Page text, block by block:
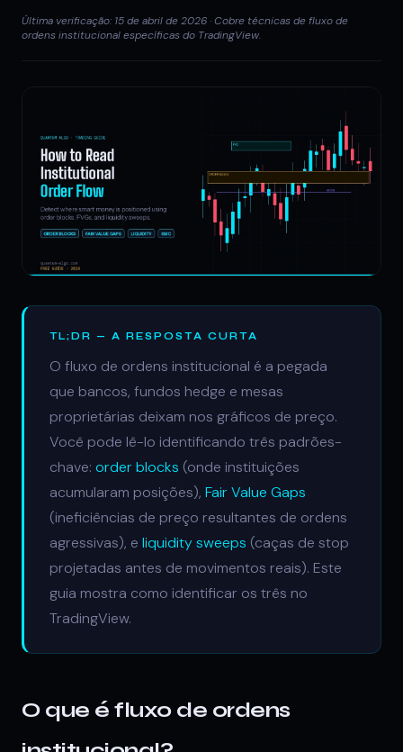
Última verificação: 15 de abril de 2026 · Cobre técnicas de fluxo de
ordens institucional específicas do TradingView.
TL;DR — A RESPOSTA CURTA
O fluxo de ordens institucional é a pegada
que bancos, fundos hedge e mesas
proprietárias deixam nos gráficos de preço.
Você pode lê-lo identificando três padrões-
chave: order blocks (onde instituições
acumularam posições), Fair Value Gaps
(ineficiências de preço resultantes de ordens
agressivas), e liquidity sweeps (caças de stop
projetadas antes de movimentos reais). Este
guia mostra como identificar os três no
TradingView.
O que é fluxo de ordens